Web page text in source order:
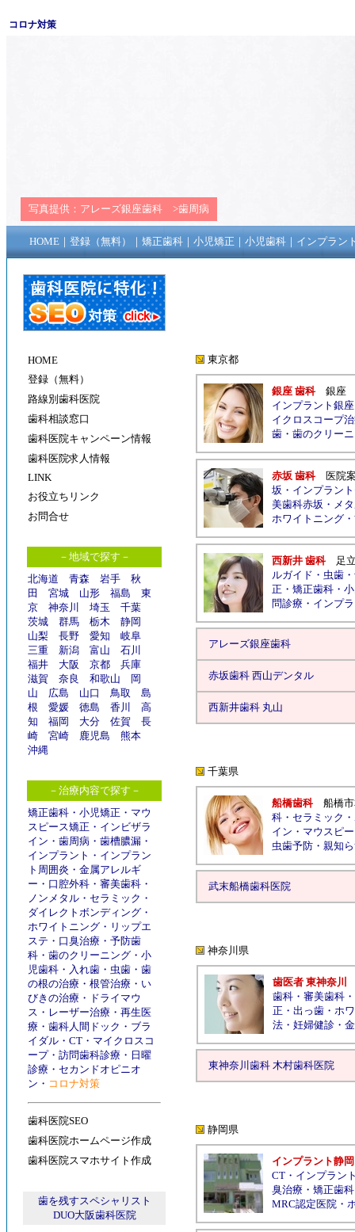
コロナ対策
写真提供： アレーズ銀座歯科 >歯周病
HOME｜ 登録（無料） ｜ 矯正歯科｜ 小児矯正 ｜ 小児歯科｜ インプラン
HOME
登録（無料）
路線別歯科医院
歯科相談窓口
歯科医院キャンペーン情報
歯科医院求人情報
LINK
お役立ちリンク
お問合せ
－地域で探す－
北海道
青森 岩手
秋
田
宮城 山形 福島
東
京
神奈川 埼玉
千葉
茨城
群馬 栃木
静岡
山梨
長野 愛知
岐阜
三重
新潟 富山
石川
福井
大阪 京都
兵庫
滋賀
奈良 和歌山
岡
山
広島 山口 鳥取
島
根
愛媛 徳島 香川
高
知
福岡 大分 佐賀
長
崎
宮崎 鹿児島
熊本
沖縄
－治療内容で探す－
矯正歯科 ・ 小児矯正 ・ マウ
スピース矯正 ・ インビザラ
イン ・ 歯周病 ・ 歯槽膿漏 ・
インプラント ・ インプラン
ト周囲炎 ・ 金属アレルギ
ー ・ 口腔外科 ・ 審美歯科 ・
ノンメタル ・ セラミック ・
ダイレクトボンディング ・
ホワイトニング ・ リップエ
ステ ・ 口臭治療 ・ 予防歯
科 ・ 歯のクリーニング ・ 小
児歯科 ・ 入れ歯 ・ 虫歯 ・ 歯
の根の治療 ・ 根管治療 ・ い
びきの治療 ・ ドライマウ
ス ・ レーザー治療 ・ 再生医
療 ・ 歯科人間ドック ・ ブラ
イダル ・ CT ・ マイクロスコ
ープ・ 訪問歯科診療 ・ 日曜
診療 ・ セカンドオピニオ
ン ・ コロナ対策
歯科医院SEO
歯科医院ホームページ作成
歯科医院スマホサイト作成
歯を残すスペシャリスト
DUO大阪歯科医院
東京都
銀座 歯科
銀座
インプラント銀座
イクロスコープ
歯・ 歯のクリー
赤坂 歯科
医院
坂 ・ インプラン
美歯科赤坂 ・ メ
ホワイトニング・
西新井 歯科
足
ルガイド ・ 虫歯・
正 ・ 矯正歯科・
問診療・ インプ
アレーズ銀座歯科
赤坂歯科 西山デンタル
西新井歯科 丸山
千葉県
船橋歯科
船橋
科・ セラミック ・
イン ・ マウスピ
虫歯予防・ 親知
武末船橋歯科医院
神奈川県
歯医者 東神奈川
歯科・ 審美歯科・
正 ・ 出っ歯・ ホ
法・ 妊婦健診・
東神奈川歯科 木村歯科医院
静岡県
インプラント静岡
CT・ インプラン
臭治療・ 矯正歯科
MRC認定医院・